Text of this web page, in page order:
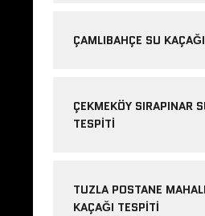
ÇAMLIBAHÇE SU
ÇEKMEKÖY SIRAPINAR
TESPITI
TUZLA POSTANE
KAÇAĞI TESPITI